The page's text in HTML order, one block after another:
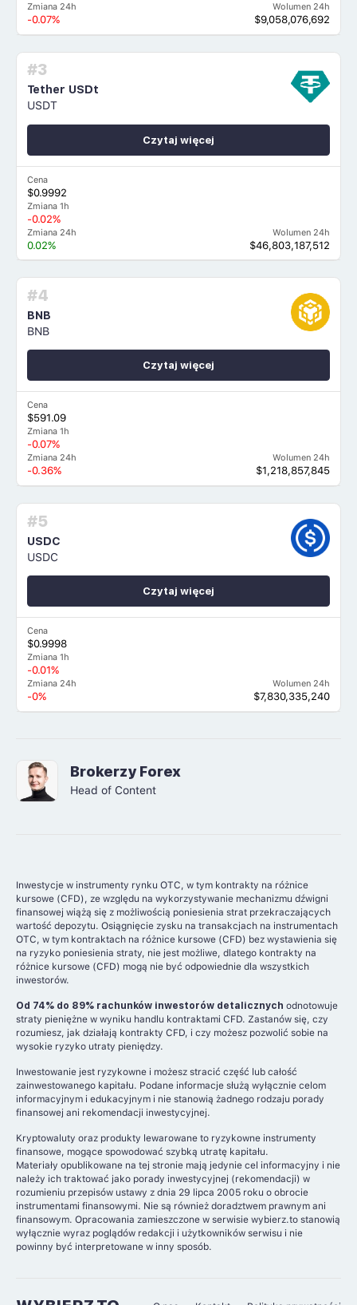
Zmiana 24h
-0.07%
Wolumen 24h
$9,058,076,692
#3
Tether USDt
USDT
Cena
$0.9992
Zmiana 1h
-0.02%
Zmiana 24h
0.02%
Wolumen 24h
$46,803,187,512
Czytaj więcej
#4
BNB
BNB
Cena
$591.09
Zmiana 1h
-0.07%
Zmiana 24h
-0.36%
Wolumen 24h
$1,218,857,845
Czytaj więcej
#5
USDC
USDC
Cena
$0.9998
Zmiana 1h
-0.01%
Zmiana 24h
-0%
Wolumen 24h
$7,830,335,240
Czytaj więcej
Brokerzy Forex
Head of Content
Inwestycje w instrumenty rynku OTC, w tym kontrakty na różnice
kursowe (CFD), ze względu na wykorzystywanie mechanizmu dźwigni
finansowej wiążą się z możliwością poniesienia strat przekraczających
wartość depozytu. Osiągnięcie zysku na transakcjach na instrumentach
OTC, w tym kontraktach na różnice kursowe (CFD) bez wystawienia się
na ryzyko poniesienia straty, nie jest możliwe, dlatego kontrakty na
różnice kursowe (CFD) mogą nie być odpowiednie dla wszystkich
inwestorów.
Od 74% do 89% rachunków inwestorów detalicznych odnotowuje
straty pieniężne w wyniku handlu kontraktami CFD. Zastanów się, czy
rozumiesz, jak działają kontrakty CFD, i czy możesz pozwolić sobie na
wysokie ryzyko utraty pieniędzy.
Inwestowanie jest ryzykowne i możesz stracić część lub całość
zainwestowanego kapitału. Podane informacje służą wyłącznie celom
informacyjnym i edukacyjnym i nie stanowią żadnego rodzaju porady
finansowej ani rekomendacji inwestycyjnej.
Kryptowaluty oraz produkty lewarowane to ryzykowne instrumenty
finansowe, mogące spowodować szybką utratę kapitału.
Materiały opublikowane na tej stronie mają jedynie cel informacyjny i nie
należy ich traktować jako porady inwestycyjnej (rekomendacji) w
rozumieniu przepisów ustawy z dnia 29 lipca 2005 roku o obrocie
instrumentami finansowymi. Nie są również doradztwem prawnym ani
finansowym. Opracowania zamieszczone w serwisie wybierz.to stanowią
wyłącznie wyraz poglądów redakcji i użytkowników serwisu i nie
powinny być interpretowane w inny sposób.